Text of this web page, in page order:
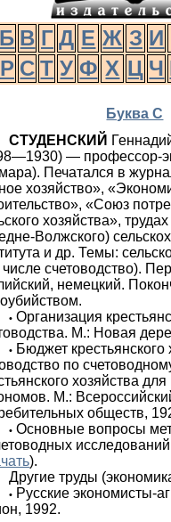
Б В Г Д Е Ж З И
Р С Т У Ф Х Ц Ч
Буква С
СТУДЕНСКИЙ
— профессор-
Печатался в
­хозяйство»,
«Союз
хозяйства»,
Волжского)
и др. Темы:
числе счетоводство).
немецкий.
• Организация
М.: Новая
• Бюджет крестьянского
по
хозяйства
М.:
обществ,
• Основные вопросы
).
Другие труды
• Русские экономисты-
1992.